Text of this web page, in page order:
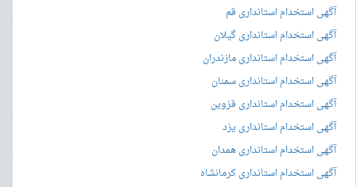
آگهی استخدام استانداری قم
آگهی استخدام استانداری گیلان
آگهی استخدام استانداری مازندران
آگهی استخدام استانداری سمنان
آگهی استخدام استانداری قزوین
آگهی استخدام استانداری یزد
آگهی استخدام استانداری همدان
آگهی استخدام استانداری کرمانشاه